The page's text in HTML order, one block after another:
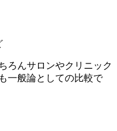
ろんサロンやクリニック
一般論としての比較で